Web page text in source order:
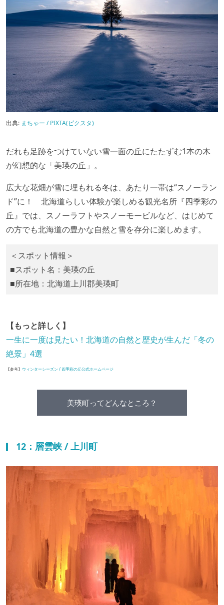
出典: まちゃー / PIXTA(ピクスタ)
だれも足跡をつけていない雪一面の丘にたたずむ1本の木
が幻想的な「美瑛の丘」。
広大な花畑が雪に埋もれる冬は、あたり一帯は“スノーラン
ド”に！ 北海道らしい体験が楽しめる観光名所『四季彩の
丘』では、スノーラフトやスノーモービルなど、はじめて
の方でも北海道の豊かな自然と雪を存分に楽しめます。
＜スポット情報＞
■スポット名：美瑛の丘
■所在地：北海道上川郡美瑛町
【もっと詳しく】
一生に一度は見たい！北海道の自然と歴史が生んだ「冬の
絶景」4選
【参考】 ウィンターシーズン / 四季彩の丘公式ホームページ
美瑛町ってどんなところ？
12：層雲峡 / 上川町